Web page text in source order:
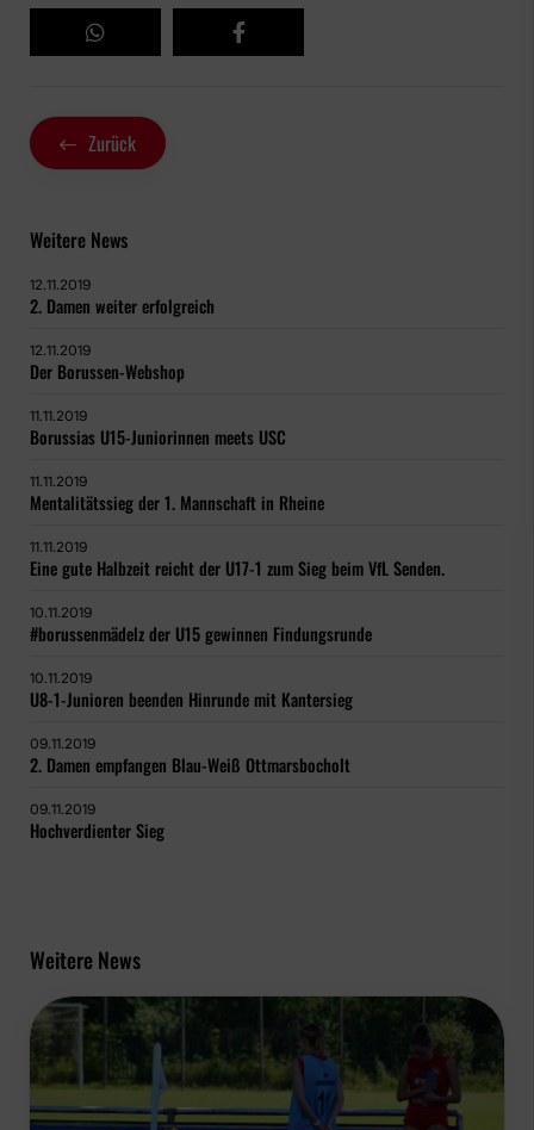
Zurück
Weitere News
12.11.2019
2. Damen weiter erfolgreich
12.11.2019
Der Borussen-Webshop
11.11.2019
Borussias U15-Juniorinnen meets USC
11.11.2019
Mentalitätssieg der 1. Mannschaft in Rheine
11.11.2019
Eine gute Halbzeit reicht der U17-1 zum Sieg beim VfL Senden.
10.11.2019
#borussenmädelz der U15 gewinnen Findungsrunde
10.11.2019
U8-1-Junioren beenden Hinrunde mit Kantersieg
09.11.2019
2. Damen empfangen Blau-Weiß Ottmarsbocholt
09.11.2019
Hochverdienter Sieg
Weitere News